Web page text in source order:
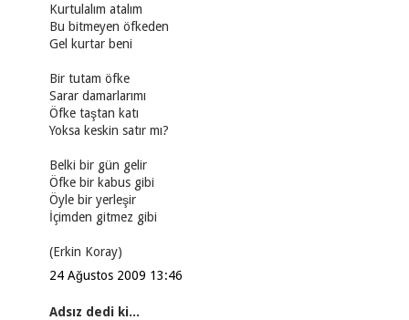
Kurtulalım atalım
Bu bitmeyen öfkeden
Gel kurtar beni
Bir tutam öfke
Sarar damarlarımı
Öfke taştan katı
Yoksa keskin satır mı?
Belki bir gün gelir
Öfke bir kabus gibi
Öyle bir yerleşir
İçimden gitmez gibi
(Erkin Koray)
24 Ağustos 2009 13:46
Adsız dedi ki...